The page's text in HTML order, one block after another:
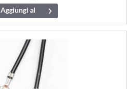
Aggiungi al
carrello